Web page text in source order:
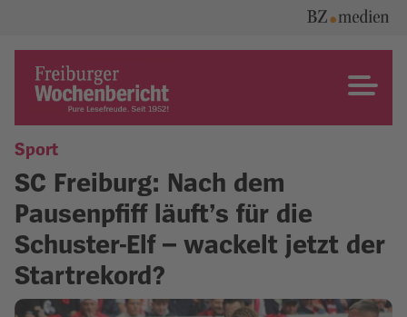
content
Freiburger Wochenbericht
Sport
SC Freiburg: Nach dem
Pausenpfiff läuft’s für die
Schuster-Elf – wackelt jetzt der
Startrekord?